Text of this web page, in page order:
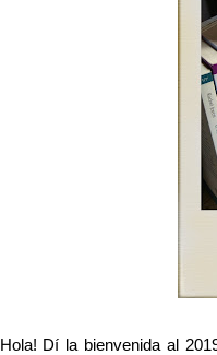
Hola! Dí la bienvenida al